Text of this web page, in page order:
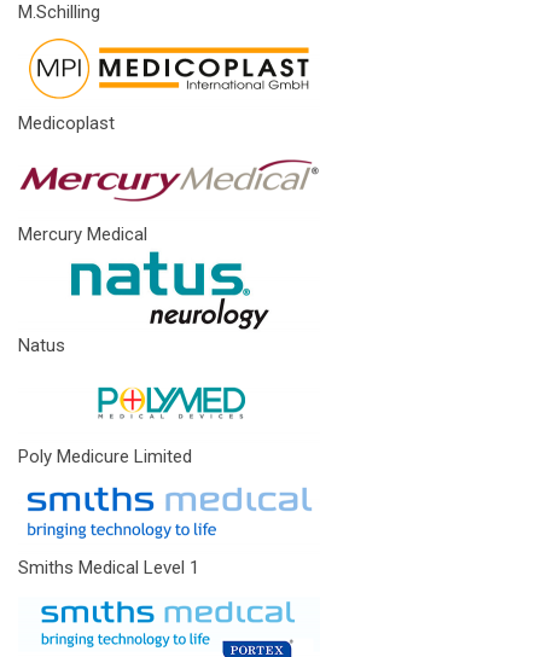
M.Schilling
Medicoplast
Mercury Medical
Natus
Poly Medicure Limited
Smiths Medical Level 1